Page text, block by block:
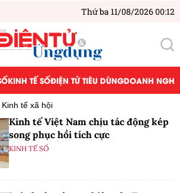
Thứ ba 11/08/2026 00:12
KINH TẾ SỐĐIỆN TỬ TIÊU DÙNGDOANH
Kinh tế xã hội
Kinh tế Việt Nam chịu tác động kép
song phục hồi tích cực
KINH TẾ SỐ